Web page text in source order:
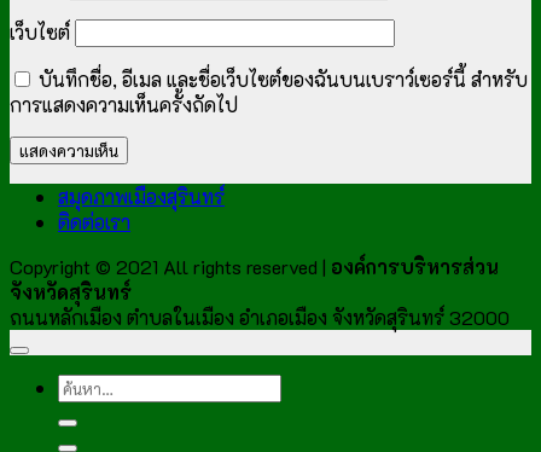
เว็บไซต์
บันทึกชื่อ, อีเมล และชื่อเว็บไซต์ของฉันบนเบราว์เซอร์นี้ สำหรับ
การแสดงความเห็นครั้งถัดไป
สมุดภาพเมืองสุรินทร์
ติดต่อเรา
Copyright © 2021 All rights reserved | องค์การบริหารส่วน
จังหวัดสุรินทร์
ถนนหลักเมือง ตำบลในเมือง อำเภอเมือง จังหวัดสุรินทร์ 32000